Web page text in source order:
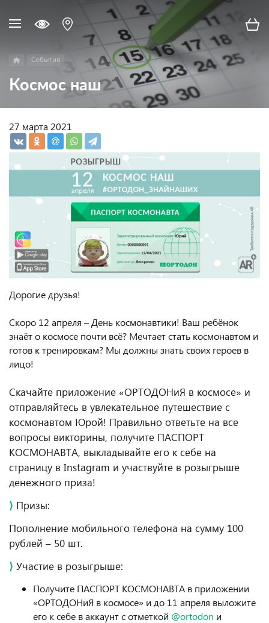
События
Космос наш
27 марта 2021
Дорогие друзья!
Скоро 12 апреля – День космонавтики! Ваш ребёнок
знаёт о космосе почти всё? Мечтает стать космонавтом и
готов к тренировкам? Мы должны знать своих героев в
лицо!
Скачайте приложение «ОРТОДОНиЯ в космосе» и
отправляйтесь в увлекательное путешествие с
космонавтом Юрой! Правильно ответьте на все
вопросы викторины, получите ПАСПОРТ
КОСМОНАВТА, выкладывайте его к себе на
страницу в Instagram и участвуйте в розыгрыше
денежного приза!
⟩ Призы:
Пополнение мобильного телефона на сумму 100
рублей – 50 шт.
⟩ Участие в розыгрыше:
Получите ПАСПОРТ КОСМОНАВТА в приложении
«ОРТОДОНиЯ в космосе» и до 11 апреля выложите
его к себе в аккаунт c отметкой @ortodon и